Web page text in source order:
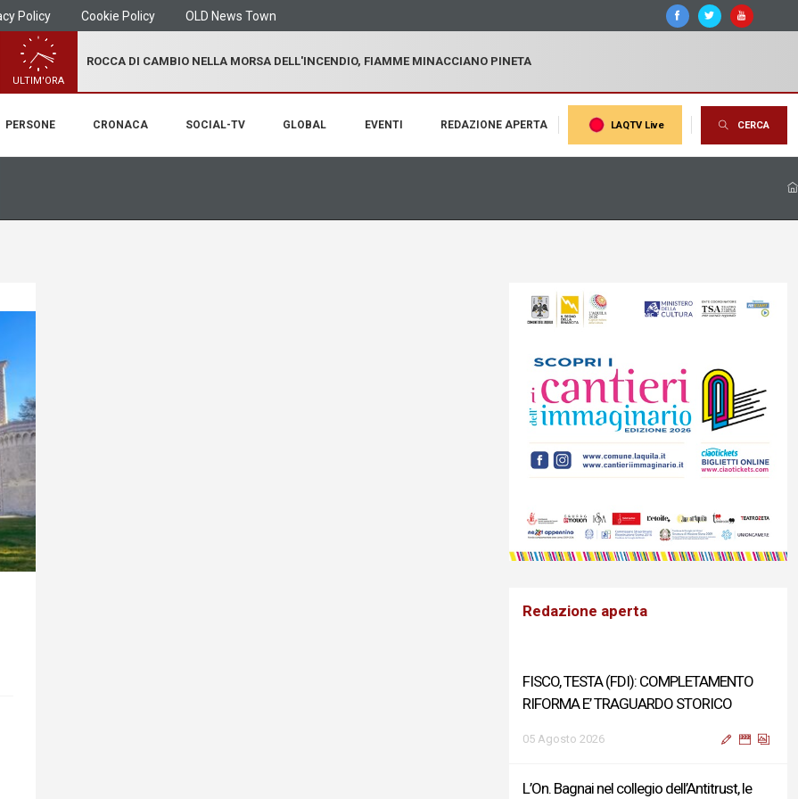
Policy Cookie Policy OLD News Town
ULTIM'ORA
ROCCA DI CAMBIO NELLA MORSA DELL'INCENDIO, FIAMME MINACCIANO PINETA
PERSONE CRONACA SOCIAL-TV GLOBAL EVENTI REDAZIONE APERTA LAQTV Live CERCA
Redazione aperta
FISCO, TESTA (FDI): COMPLETAMENTO
RIFORMA E’ TRAGUARDO STORICO
05 Agosto 2026
L’On. Bagnai nel collegio dell’Antitrust, le